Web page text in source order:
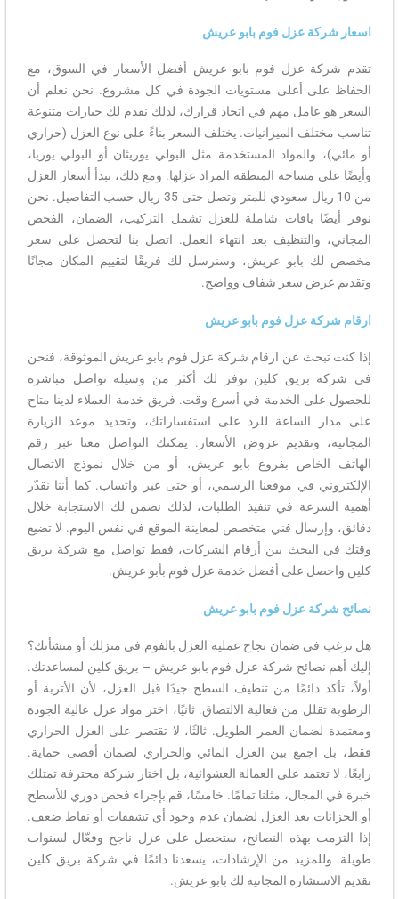
اسعار شركة عزل فوم بابو عريش
تقدم شركة عزل فوم بابو عريش أفضل الأسعار في السوق، مع
الحفاظ على أعلى مستويات الجودة في كل مشروع. نحن نعلم أن
السعر هو عامل مهم في اتخاذ قرارك، لذلك نقدم لك خيارات متنوعة
تناسب مختلف الميزانيات. يختلف السعر بناءً على نوع العزل (حراري
أو مائي)، والمواد المستخدمة مثل البولي يوريثان أو البولي يوريا،
وأيضًا على مساحة المنطقة المراد عزلها. ومع ذلك، تبدأ أسعار العزل
من 10 ريال سعودي للمتر وتصل حتى 35 ريال حسب التفاصيل. نحن
نوفر أيضًا باقات شاملة للعزل تشمل التركيب، الضمان، الفحص
المجاني، والتنظيف بعد انتهاء العمل. اتصل بنا لتحصل على سعر
مخصص لك بابو عريش، وسنرسل لك فريقًا لتقييم المكان مجانًا
وتقديم عرض سعر شفاف وواضح.
ارقام شركة عزل فوم بابو عريش
إذا كنت تبحث عن ارقام شركة عزل فوم بابو عريش الموثوقة، فنحن
في شركة بريق كلين نوفر لك أكثر من وسيلة تواصل مباشرة
للحصول على الخدمة في أسرع وقت. فريق خدمة العملاء لدينا متاح
على مدار الساعة للرد على استفساراتك، وتحديد موعد الزيارة
المجانية، وتقديم عروض الأسعار. يمكنك التواصل معنا عبر رقم
الهاتف الخاص بفروع بابو عريش، أو من خلال نموذج الاتصال
الإلكتروني في موقعنا الرسمي، أو حتى عبر واتساب. كما أننا نقدّر
أهمية السرعة في تنفيذ الطلبات، لذلك نضمن لك الاستجابة خلال
دقائق، وإرسال فني متخصص لمعاينة الموقع في نفس اليوم. لا تضيع
وقتك في البحث بين أرقام الشركات، فقط تواصل مع شركة بريق
كلين واحصل على أفضل خدمة عزل فوم بأبو عريش.
نصائح شركة عزل فوم بابو عريش
هل ترغب في ضمان نجاح عملية العزل بالفوم في منزلك أو منشأتك؟
إليك أهم نصائح شركة عزل فوم بابو عريش – بريق كلين لمساعدتك.
أولاً، تأكد دائمًا من تنظيف السطح جيدًا قبل العزل، لأن الأتربة أو
الرطوبة تقلل من فعالية الالتصاق. ثانيًا، اختر مواد عزل عالية الجودة
ومعتمدة لضمان العمر الطويل. ثالثًا، لا تقتصر على العزل الحراري
فقط، بل اجمع بين العزل المائي والحراري لضمان أقصى حماية.
رابعًا، لا تعتمد على العمالة العشوائية، بل اختار شركة محترفة تمتلك
خبرة في المجال، مثلنا تمامًا. خامسًا، قم بإجراء فحص دوري للأسطح
أو الخزانات بعد العزل لضمان عدم وجود أي تشققات أو نقاط ضعف.
إذا التزمت بهذه النصائح، ستحصل على عزل ناجح وفعّال لسنوات
طويلة. وللمزيد من الإرشادات، يسعدنا دائمًا في شركة بريق كلين
تقديم الاستشارة المجانية لك بابو عريش.